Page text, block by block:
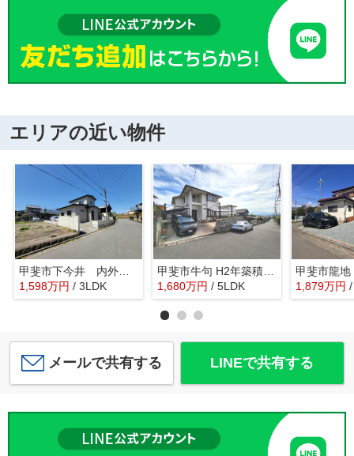
エリアの近い物件
甲斐市下今井 内外装一新 中古戸建 ラザ歩2分 駅歩13分
1,598万円 / 3LDK
甲斐市牛句 H2年築積水ハウス施工の軽量鉄骨造 中古戸建
1,680万円 / 5LDK 1,879万円
メールで共有する LINEで共有する